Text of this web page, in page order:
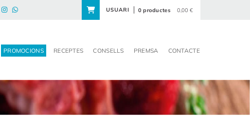
USUARI 0 productes 0,00 €
PROMOCIONS RECEPTES CONSELLS PREMSA CONTACTE